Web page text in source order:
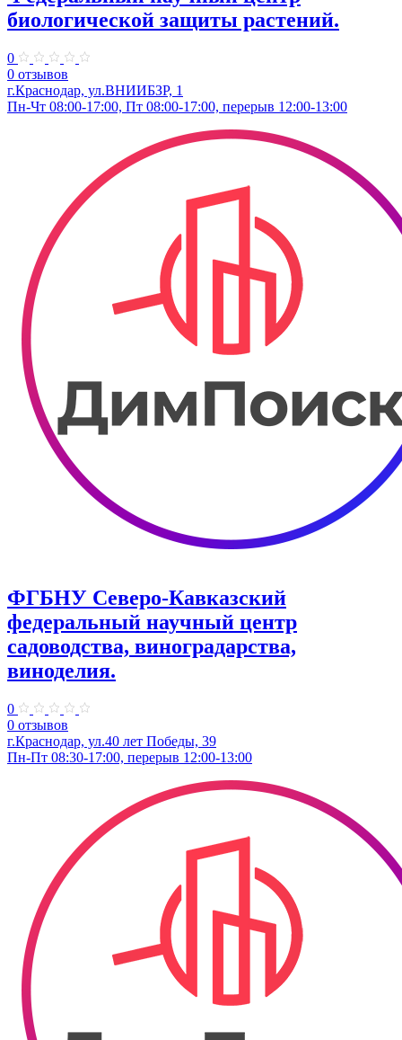
биологической защиты растений.
0
0 отзывов
г.Краснодар, ул.ВНИИБЗР, 1
Пн-Чт 08:00-17:00, Пт 08:00-17:00, перерыв 12:00-13:00
ФГБНУ Северо-Кавказский
федеральный научный центр
садоводства, виноградарства,
виноделия.
0
0 отзывов
г.Краснодар, ул.40 лет Победы, 39
Пн-Пт 08:30-17:00, перерыв 12:00-13:00